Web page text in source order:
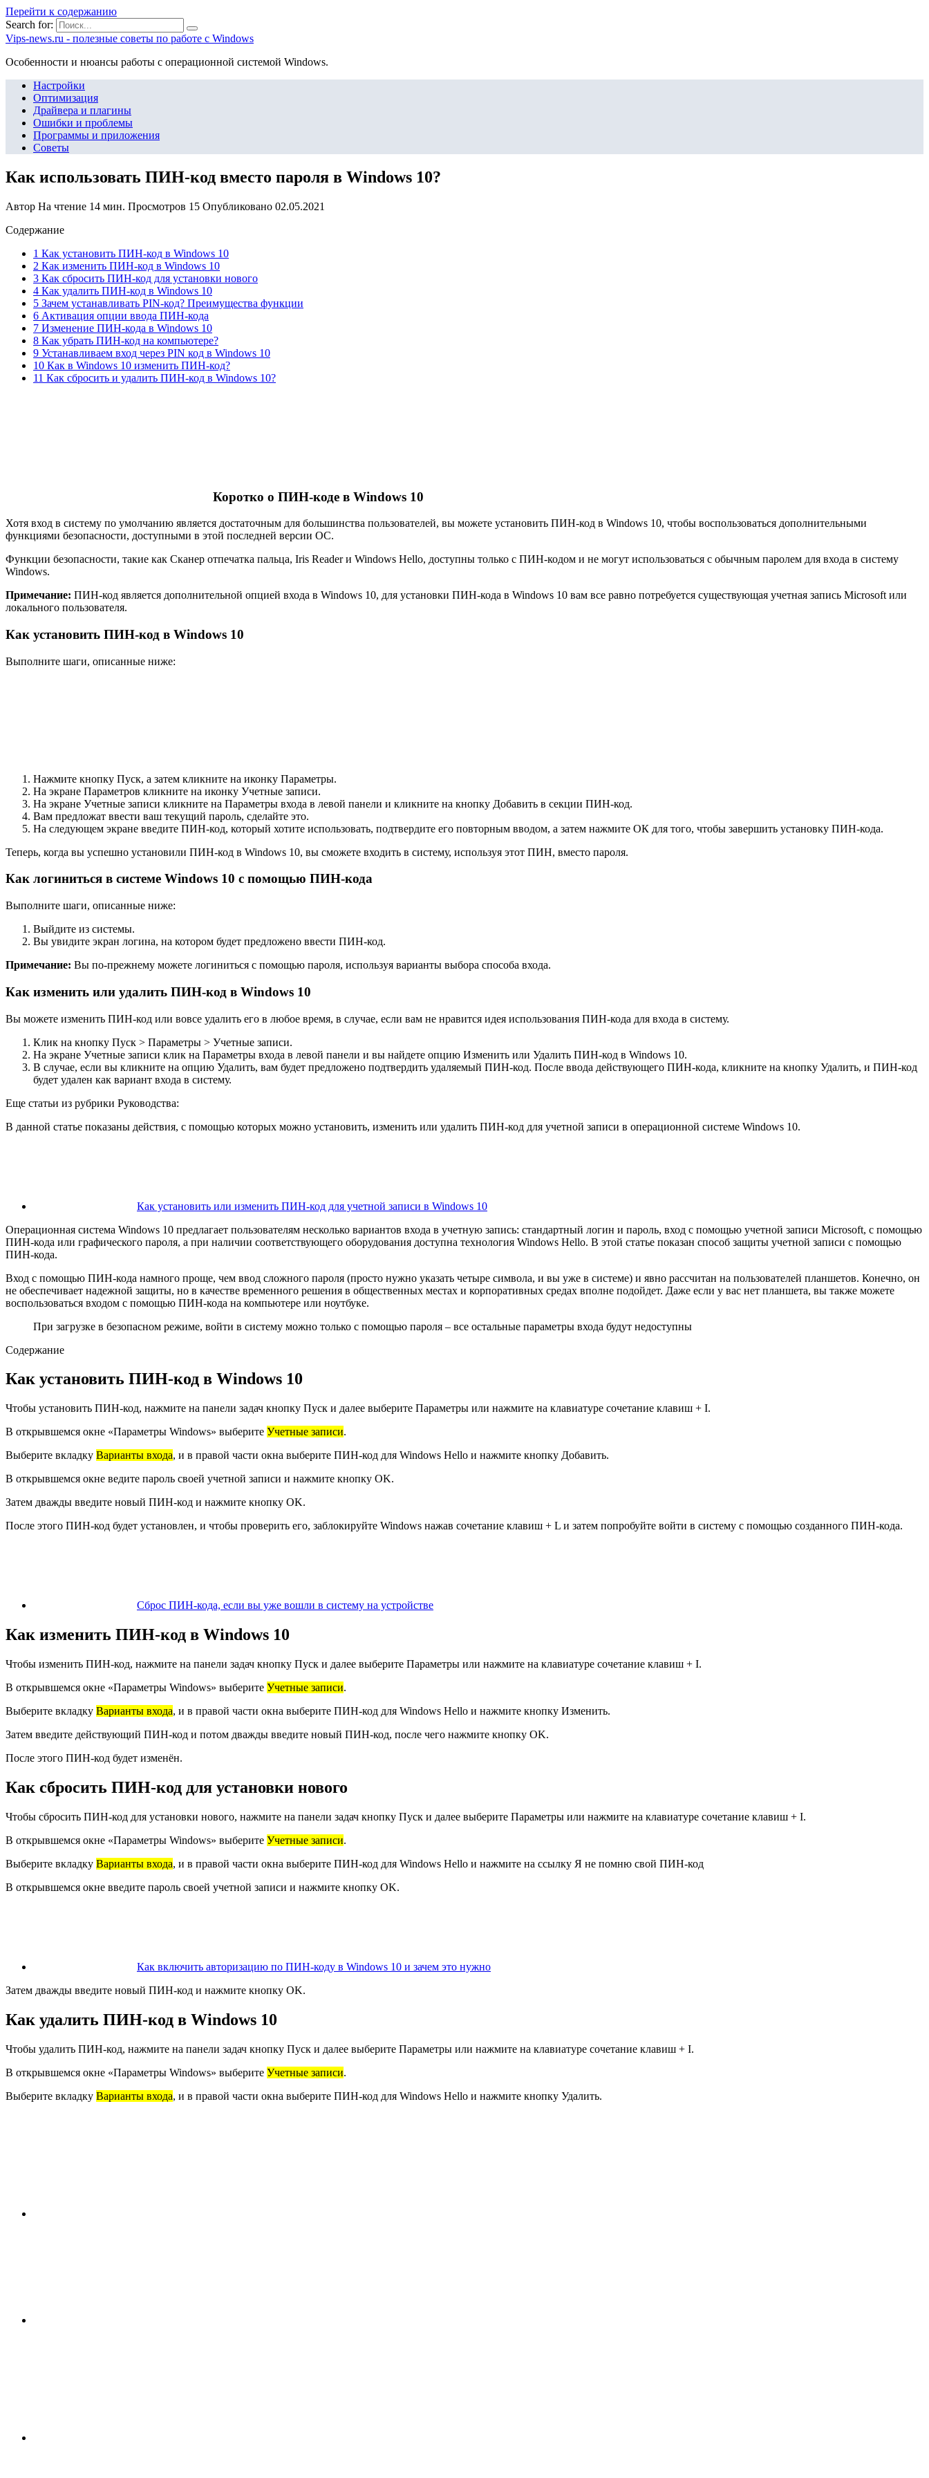
Перейти к содержанию
Search for:
Vips-news.ru - полезные советы по работе с Windows
Особенности и нюансы работы с операционной системой Windows.
Настройки
Оптимизация
Драйвера и плагины
Ошибки и проблемы
Программы и приложения
Советы
Как использовать ПИН-код вместо пароля в Windows 10?
Автор На чтение 14 мин. Просмотров 15 Опубликовано 02.05.2021
Содержание
1 Как установить ПИН-код в Windows 10
2 Как изменить ПИН-код в Windows 10
3 Как сбросить ПИН-код для установки нового
4 Как удалить ПИН-код в Windows 10
5 Зачем устанавливать PIN-код? Преимущества функции
6 Активация опции ввода ПИН-кода
7 Изменение ПИН-кода в Windows 10
8 Как убрать ПИН-код на компьютере?
9 Устанавливаем вход через PIN код в Windows 10
10 Как в Windows 10 изменить ПИН-код?
11 Как сбросить и удалить ПИН-код в Windows 10?
Коротко о ПИН-коде в Windows 10
Хотя вход в систему по умолчанию является достаточным для большинства пользователей, вы можете установить ПИН-код в Windows 10, чтобы воспользоваться дополнительными
функциями безопасности, доступными в этой последней версии ОС.
Функции безопасности, такие как Сканер отпечатка пальца, Iris Reader и Windows Hello, доступны только с ПИН-кодом и не могут использоваться с обычным паролем для входа в систему
Windows.
Примечание: ПИН-код является дополнительной опцией входа в Windows 10, для установки ПИН-кода в Windows 10 вам все равно потребуется существующая учетная запись Microsoft или
локального пользователя.
Как установить ПИН-код в Windows 10
Выполните шаги, описанные ниже:
Нажмите кнопку Пуск, а затем кликните на иконку Параметры.
На экране Параметров кликните на иконку Учетные записи.
На экране Учетные записи кликните на Параметры входа в левой панели и кликните на кнопку Добавить в секции ПИН-код.
Вам предложат ввести ваш текущий пароль, сделайте это.
На следующем экране введите ПИН-код, который хотите использовать, подтвердите его повторным вводом, а затем нажмите ОК для того, чтобы завершить установку ПИН-кода.
Теперь, когда вы успешно установили ПИН-код в Windows 10, вы сможете входить в систему, используя этот ПИН, вместо пароля.
Как логиниться в системе Windows 10 с помощью ПИН-кода
Выполните шаги, описанные ниже:
Выйдите из системы.
Вы увидите экран логина, на котором будет предложено ввести ПИН-код.
Примечание: Вы по-прежнему можете логиниться с помощью пароля, используя варианты выбора способа входа.
Как изменить или удалить ПИН-код в Windows 10
Вы можете изменить ПИН-код или вовсе удалить его в любое время, в случае, если вам не нравится идея использования ПИН-кода для входа в систему.
Клик на кнопку Пуск > Параметры > Учетные записи.
На экране Учетные записи клик на Параметры входа в левой панели и вы найдете опцию Изменить или Удалить ПИН-код в Windows 10.
В случае, если вы кликните на опцию Удалить, вам будет предложено подтвердить удаляемый ПИН-код. После ввода действующего ПИН-кода, кликните на кнопку Удалить, и ПИН-код
будет удален как вариант входа в систему.
Еще статьи из рубрики Руководства:
В данной статье показаны действия, с помощью которых можно установить, изменить или удалить ПИН-код для учетной записи в операционной системе Windows 10.
Как установить или изменить ПИН-код для учетной записи в Windows 10
Операционная система Windows 10 предлагает пользователям несколько вариантов входа в учетную запись: стандартный логин и пароль, вход с помощью учетной записи Microsoft, с помощью
ПИН-кода или графического пароля, а при наличии соответствующего оборудования доступна технология Windows Hello. В этой статье показан способ защиты учетной записи с помощью
ПИН-кода.
Вход с помощью ПИН-кода намного проще, чем ввод сложного пароля (просто нужно указать четыре символа, и вы уже в системе) и явно рассчитан на пользователей планшетов. Конечно, он
не обеспечивает надежной защиты, но в качестве временного решения в общественных местах и корпоративных средах вполне подойдет. Даже если у вас нет планшета, вы также можете
воспользоваться входом с помощью ПИН-кода на компьютере или ноутбуке.
При загрузке в безопасном режиме, войти в систему можно только с помощью пароля – все остальные параметры входа будут недоступны
Содержание
Как установить ПИН-код в Windows 10
Чтобы установить ПИН-код, нажмите на панели задач кнопку Пуск и далее выберите Параметры или нажмите на клавиатуре сочетание клавиш + I.
В открывшемся окне «Параметры Windows» выберите Учетные записи.
Выберите вкладку Варианты входа, и в правой части окна выберите ПИН-код для Windows Hello и нажмите кнопку Добавить.
В открывшемся окне ведите пароль своей учетной записи и нажмите кнопку OK.
Затем дважды введите новый ПИН-код и нажмите кнопку OK.
После этого ПИН-код будет установлен, и чтобы проверить его, заблокируйте Windows нажав сочетание клавиш + L и затем попробуйте войти в систему с помощью созданного ПИН-кода.
Сброс ПИН-кода, если вы уже вошли в систему на устройстве
Как изменить ПИН-код в Windows 10
Чтобы изменить ПИН-код, нажмите на панели задач кнопку Пуск и далее выберите Параметры или нажмите на клавиатуре сочетание клавиш + I.
В открывшемся окне «Параметры Windows» выберите Учетные записи.
Выберите вкладку Варианты входа, и в правой части окна выберите ПИН-код для Windows Hello и нажмите кнопку Изменить.
Затем введите действующий ПИН-код и потом дважды введите новый ПИН-код, после чего нажмите кнопку OK.
После этого ПИН-код будет изменён.
Как сбросить ПИН-код для установки нового
Чтобы сбросить ПИН-код для установки нового, нажмите на панели задач кнопку Пуск и далее выберите Параметры или нажмите на клавиатуре сочетание клавиш + I.
В открывшемся окне «Параметры Windows» выберите Учетные записи.
Выберите вкладку Варианты входа, и в правой части окна выберите ПИН-код для Windows Hello и нажмите на ссылку Я не помню свой ПИН-код
В открывшемся окне введите пароль своей учетной записи и нажмите кнопку OK.
Как включить авторизацию по ПИН-коду в Windows 10 и зачем это нужно
Затем дважды введите новый ПИН-код и нажмите кнопку OK.
Как удалить ПИН-код в Windows 10
Чтобы удалить ПИН-код, нажмите на панели задач кнопку Пуск и далее выберите Параметры или нажмите на клавиатуре сочетание клавиш + I.
В открывшемся окне «Параметры Windows» выберите Учетные записи.
Выберите вкладку Варианты входа, и в правой части окна выберите ПИН-код для Windows Hello и нажмите кнопку Удалить.